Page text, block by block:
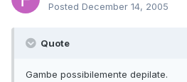
Posted December 14, 2005
Quote
Gambe possibilemente depilate.